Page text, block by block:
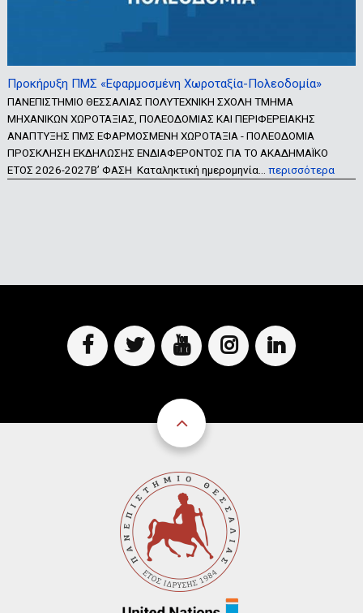
Προκήρυξη ΠΜΣ «Εφαρμοσμένη Χωροταξία-Πολεοδομία»
ΠΑΝΕΠΙΣΤΗΜΙΟ ΘΕΣΣΑΛΙΑΣ ΠΟΛΥΤΕΧΝΙΚΗ ΣΧΟΛΗ ΤΜΗΜΑ
ΜΗΧΑΝΙΚΩΝ ΧΩΡΟΤΑΞΙΑΣ, ΠΟΛΕΟΔΟΜΙΑΣ ΚΑΙ ΠΕΡΙΦΕΡΕΙΑΚΗΣ
ΑΝΑΠΤΥΞΗΣ ΠΜΣ ΕΦΑΡΜΟΣΜΕΝΗ ΧΩΡΟΤΑΞΙΑ - ΠΟΛΕΟΔΟΜΙΑ
ΠΡΟΣΚΛΗΣΗ ΕΚΔΗΛΩΣΗΣ ΕΝΔΙΑΦΕΡΟΝΤΟΣ ΓΙΑ ΤΟ ΑΚΑΔΗΜΑΪΚΟ
ΕΤΟΣ 2026-2027Β’ ΦΑΣΗ Καταληκτική ημερομηνία… περισσότερα